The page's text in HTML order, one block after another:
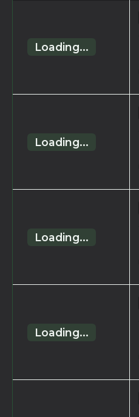
Loading...
Loading...
Loading...
Loading...